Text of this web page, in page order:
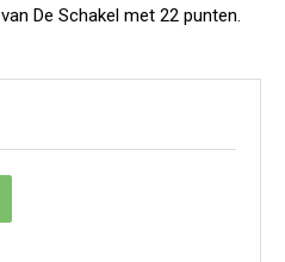
De Schakel met 22 punten.